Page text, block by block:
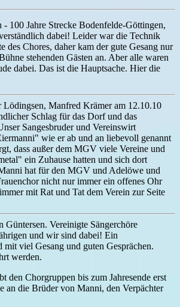
- 100 Jahre Strecke Bodenfelde-Göttingen,
dabei! Leider war die Technik
des Chores, daher kam der gute Gesang nur
stehenden Gästen an. Aber alle waren
dabei. Das ist die Hauptsache. Hier die
Manfred Krämer am 12.10.10
Schlag für das Dorf und das
Sangesbruder und Vereinswirt
wie er ab und an liebevoll genannt
dass außer dem MGV viele Vereine und
ein Zuhause hatten und sich dort
hat für den MGV und Adelöwe und
nicht nur immer ein offenes Ohr
mit Rat und Tat dem Verein zur Seite
Güntersen. Vereinigte Sängerchöre
und wir sind dabei! Ein
mit viel Gesang und guten Gesprächen.
werden.
den Chorgruppen bis zum Jahresende erst
an die Brüder von Manni, den Verpächter